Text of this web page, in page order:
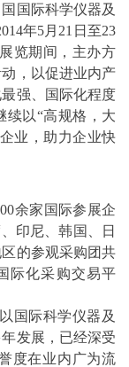
国际科学仪器及
年5月21日至23
览期间，主办方
，以促进业内产
强、国际化程度
续以“高规格，大
业，助力企业快
余家国际参展企
印尼、韩国、日
的参观采购团共
际化采购交易平
际科学仪器及
发展，已经深受
度在业内广为流